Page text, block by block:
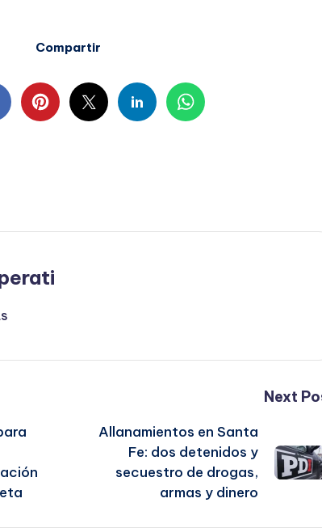
Compartir
Next
Allanamientos en Santa
Fe: dos detenidos y
secuestro de drogas,
armas y dinero